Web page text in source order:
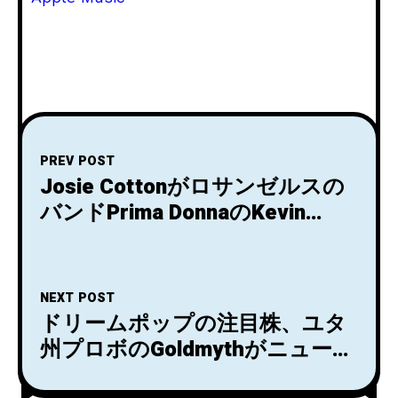
PREV POST
Josie Cottonがロサンゼルスの
バンドPrima DonnaのKevin
オを公開！
NEXT POST
ドリームポップの注目株、ユタ
州プロボのGoldmythがニューシ